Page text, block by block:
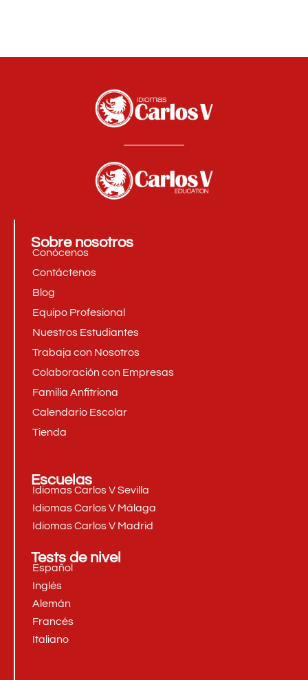
Sobre nosotros
Conócenos
Contáctenos
Blog
Equipo Profesional
Nuestros Estudiantes
Trabaja con Nosotros
Colaboración con Empresas
Familia Anfitriona
Calendario Escolar
Tienda
Escuelas
Idiomas Carlos V Sevilla
Idiomas Carlos V Málaga
Idiomas Carlos V Madrid
Tests de nivel
Español
Inglés
Alemán
Francés
Italiano